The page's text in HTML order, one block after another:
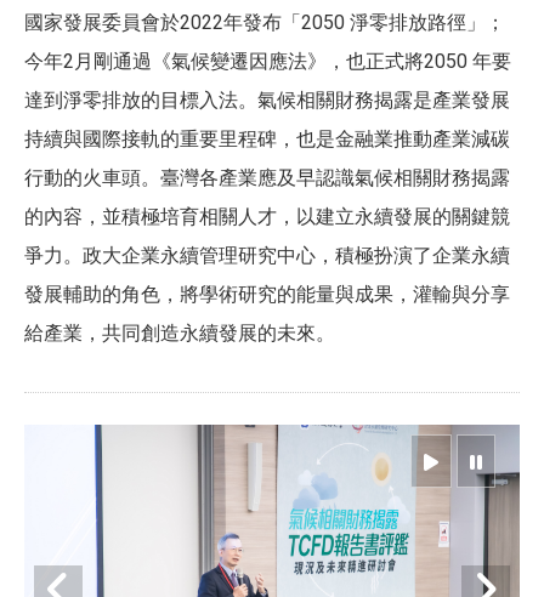
國家發展委員會於2022年發布「2050 淨零排放路徑」；
今年2月剛通過《氣候變遷因應法》，也正式將2050 年要
達到淨零排放的目標入法。氣候相關財務揭露是產業發展
持續與國際接軌的重要里程碑，也是金融業推動產業減碳
行動的火車頭。臺灣各產業應及早認識氣候相關財務揭露
的內容，並積極培育相關人才，以建立永續發展的關鍵競
爭力。政大企業永續管理研究中心，積極扮演了企業永續
發展輔助的角色，將學術研究的能量與成果，灌輸與分享
給產業，共同創造永續發展的未來。